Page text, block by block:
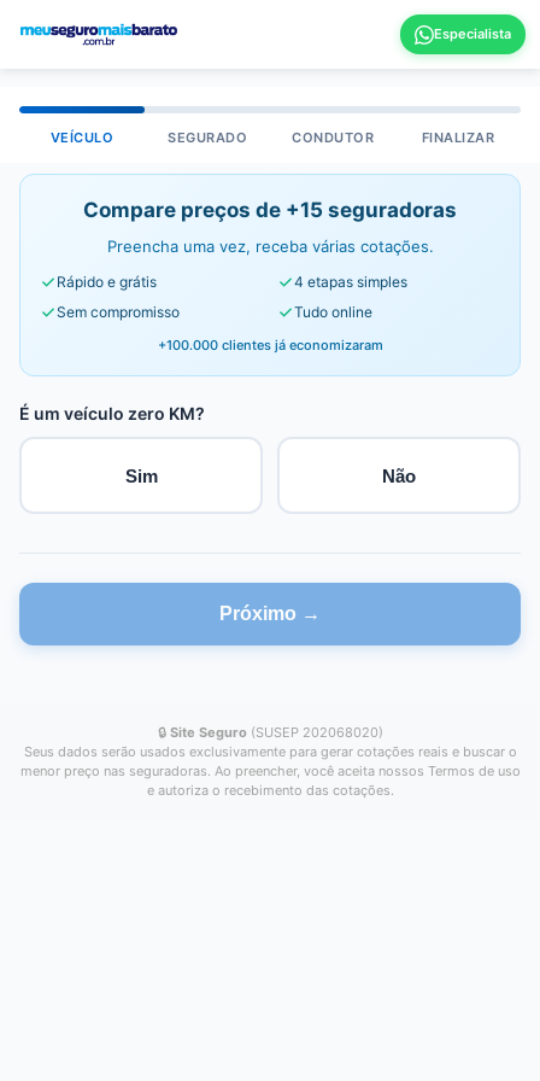
VEÍCULO SEGURADO CONDUTOR FINALIZAR
Compare preços de +15 seguradoras
Preencha uma vez, receba várias cotações.
Rápido e grátis
4 etapas simples
Sem compromisso
Tudo online
+100.000 clientes já economizaram
É um veículo zero KM?
Sim Não
Próximo →
🔒 Site Seguro (SUSEP 202068020)
Seus dados serão usados exclusivamente para gerar cotações reais e buscar o
menor preço nas seguradoras. Ao preencher, você aceita nossos Termos de uso
e autoriza o recebimento das cotações.